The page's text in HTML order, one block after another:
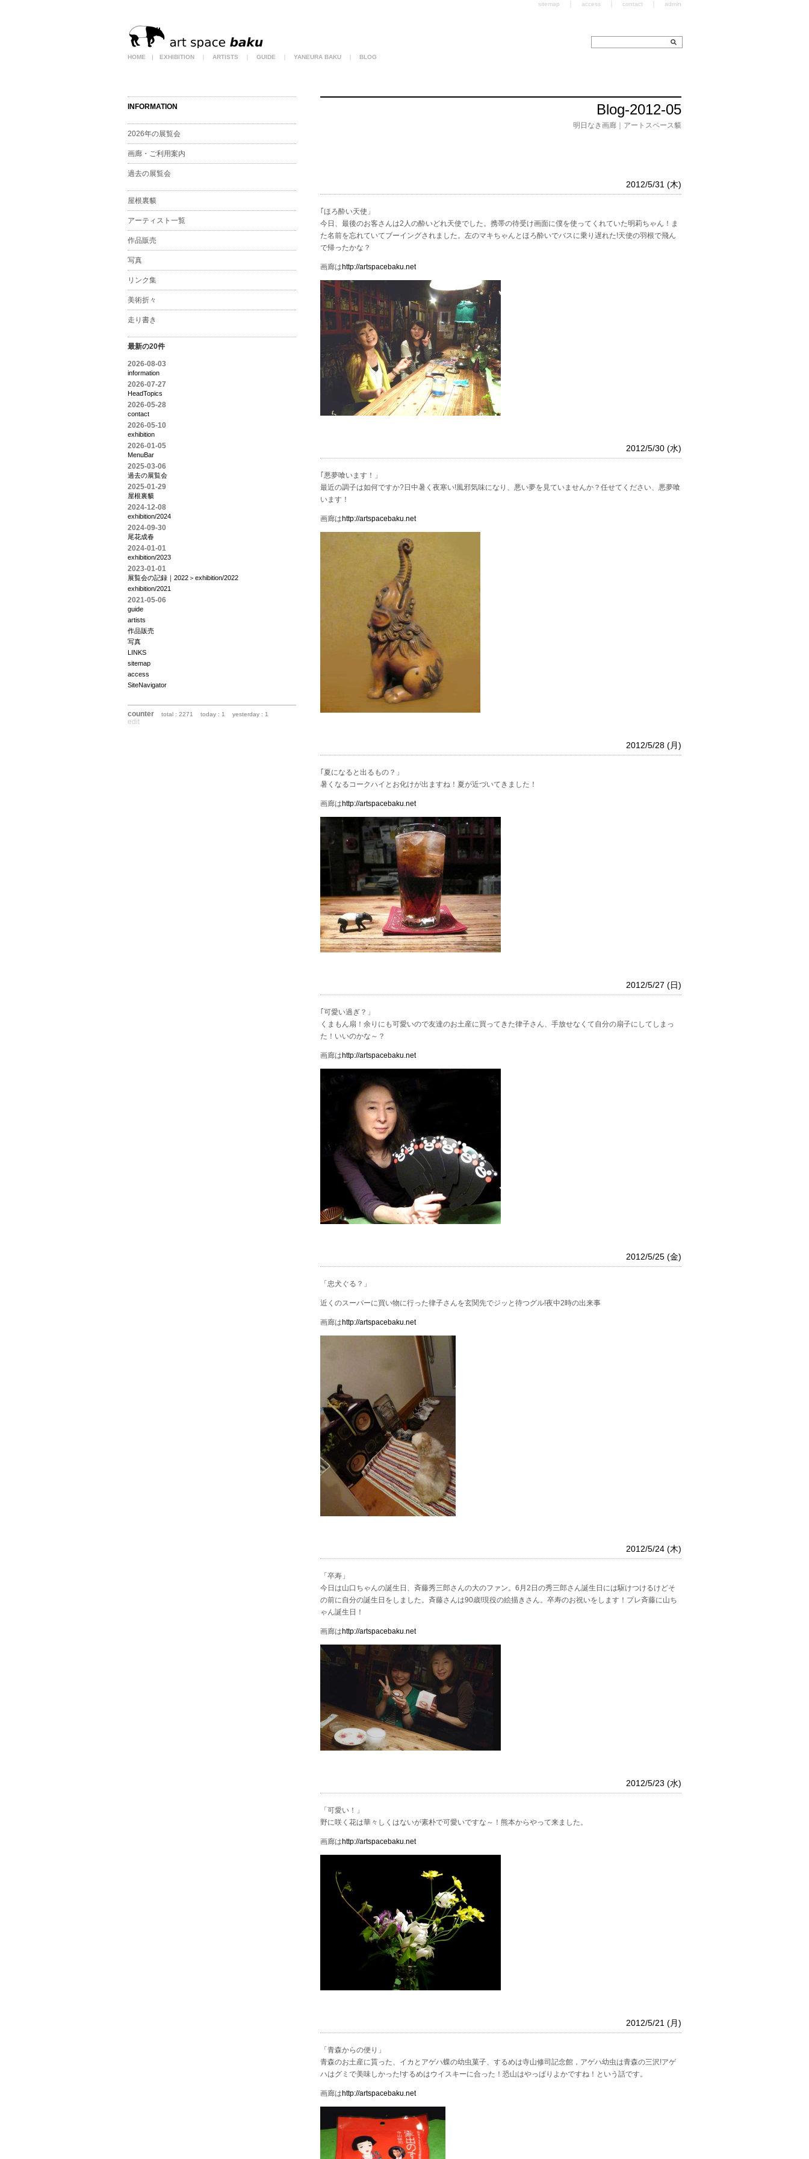
INFORMATION
2026年の展覧会
画廊・ご利用案内
過去の展覧会
屋根裏貘
アーティスト一覧
作品販売
写真
リンク集
美術折々
走り書き
最新の20件
2026-08-03
information
2026-07-27
HeadTopics
2026-05-28
contact
2026-05-10
exhibition
2026-01-05
MenuBar
2025-03-06
過去の展覧会
2025-01-29
屋根裏貘
2024-12-08
exhibition/2024
2024-09-30
尾花成春
2024-01-01
exhibition/2023
2023-01-01
展覧会の記録｜2022＞exhibition/2022
exhibition/2021
2021-05-06
guide
artists
作品販売
写真
LINKS
sitemap
access
SiteNavigator
counter total : 2271 today : 1 yesterday : 1
edit
Blog-2012-05
明日なき画廊｜アートスペース貘
2012/5/31 (木)
｢ほろ酔い天使」
今日、最後のお客さんは2人の酔いどれ天使でした。携帯の待受け画面に僕を使ってくれていた明莉ちゃん！ま
た名前を忘れていてブーイングされました。左のマキちゃんとほろ酔いでバスに乗り遅れた!天使の羽根で飛ん
で帰ったかな？
画廊はhttp://artspacebaku.net
2012/5/30 (水)
｢悪夢喰います！」
最近の調子は如何ですか?日中暑く夜寒い!風邪気味になり、悪い夢を見ていませんか？任せてください、悪夢喰
います！
画廊はhttp://artspacebaku.net
2012/5/28 (月)
｢夏になると出るもの？」
暑くなるコークハイとお化けが出ますね！夏が近づいてきました！
画廊はhttp://artspacebaku.net
2012/5/27 (日)
｢可愛い過ぎ？」
くまもん扇！余りにも可愛いので友達のお土産に買ってきた律子さん、手放せなくて自分の扇子にしてしまっ
た！いいのかな～？
画廊はhttp://artspacebaku.net
2012/5/25 (金)
「忠犬ぐる？」
近くのスーパーに買い物に行った律子さんを玄関先でジッと待つグル!夜中2時の出来事
画廊はhttp://artspacebaku.net
2012/5/24 (木)
「卒寿」
今日は山口ちゃんの誕生日、斉藤秀三郎さんの大のファン。6月2日の秀三郎さん誕生日には駆けつけるけどそ
の前に自分の誕生日をしました。斉藤さんは90歳!現役の絵描きさん。卒寿のお祝いをします！プレ斉藤に山ち
ゃん誕生日！
画廊はhttp://artspacebaku.net
2012/5/23 (水)
「可愛い！」
野に咲く花は華々しくはないが素朴で可愛いですな～！熊本からやって来ました。
画廊はhttp://artspacebaku.net
2012/5/21 (月)
「青森からの便り」
青森のお土産に貰った、イカとアゲハ蝶の幼虫菓子、するめは寺山修司記念館，アゲハ幼虫は青森の三沢!アゲ
ハはグミで美味しかった!するめはウイスキーに合った！恐山はやっぱりよかですね！という話です。
画廊はhttp://artspacebaku.net
sitemap access contact admin
HOME | EXHIBITION ARTISTS GUIDE YANEURA BAKU BLOG